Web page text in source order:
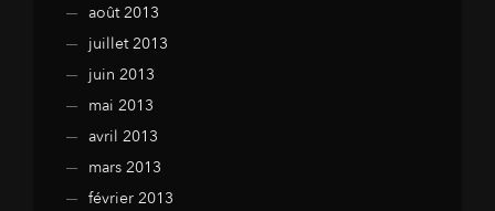
août 2013
juillet 2013
juin 2013
mai 2013
avril 2013
mars 2013
février 2013